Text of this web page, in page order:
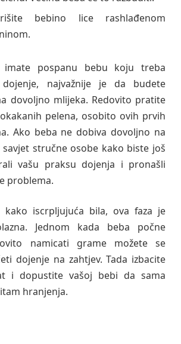
bebino lice rashlađenom
imate pospanu bebu koju treba
najvažnije je da budete
dovoljno mlijeka. Redovito pratite
pelena, osobito ovih prvih
Ako beba ne dobiva dovoljno na
stručne osobe kako biste još
vašu praksu dojenja i pronašli
problema.
iscrpljujuća bila, ova faza je
Jednom kada beba počne
namicati grame možete se
dojenje na zahtjev. Tada izbacite
i dopustite vašoj bebi da sama
hranjenja.